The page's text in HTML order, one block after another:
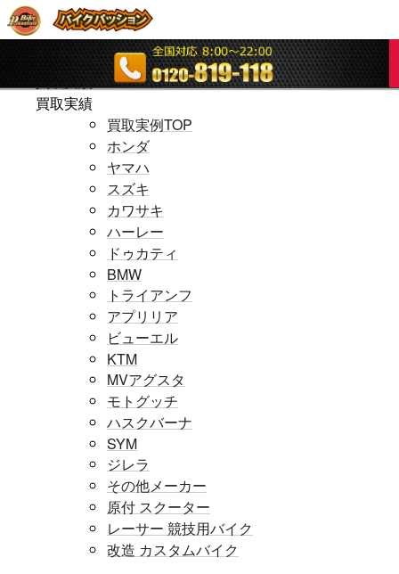
ホームページ
ホームページ
買取実績
買取実例TOP
ホンダ
ヤマハ
スズキ
カワサキ
ハーレー
ドゥカティ
BMW
トライアンフ
アプリリア
ビューエル
KTM
MVアグスタ
モトグッチ
ハスクバーナ
SYM
ジレラ
その他メーカー
原付 スクーター
レーサー 競技用バイク
改造 カスタムバイク